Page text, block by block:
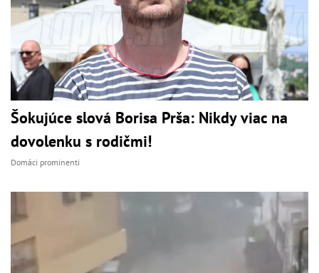
Šokujúce slová Borisa Prša: Nikdy viac na
dovolenku s rodičmi!
Domáci prominenti